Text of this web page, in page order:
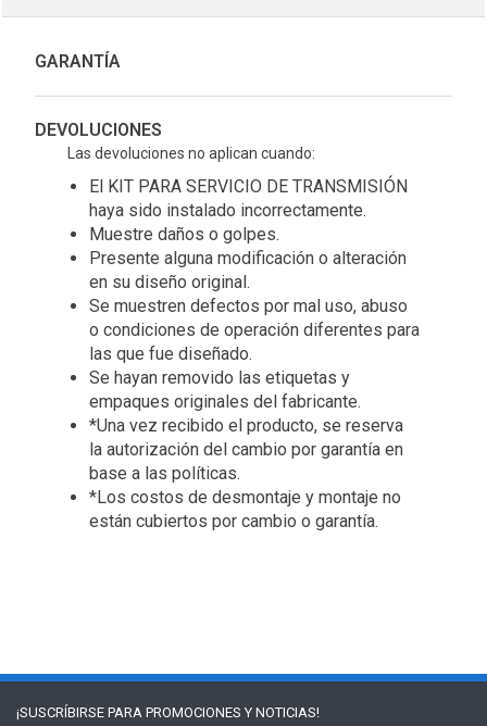
GARANTÍA
DEVOLUCIONES
Las devoluciones no aplican cuando:
El KIT PARA SERVICIO DE TRANSMISIÓN
haya sido instalado incorrectamente.
Muestre daños o golpes.
Presente alguna modificación o alteración
en su diseño original.
Se muestren defectos por mal uso, abuso
o condiciones de operación diferentes para
las que fue diseñado.
Se hayan removido las etiquetas y
empaques originales del fabricante.
*Una vez recibido el producto, se reserva
la autorización del cambio por garantía en
base a las políticas.
*Los costos de desmontaje y montaje no
están cubiertos por cambio o garantía.
¡SUSCRÍBIRSE PARA PROMOCIONES Y NOTICIAS!